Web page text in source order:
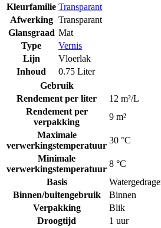
Kleurfamilie Transparant
Afwerking Transparant
Glansgraad Mat
Type
Vernis
Lijn
Vloerlak
Inhoud
0.75 Liter
Gebruik
Rendement per liter
12 m²/L
Rendement per
verpakking
9 m²
Maximale
verwerkingstemperatuur
30 °C
Minimale
verwerkingstemperatuur
8 °C
Basis
Binnen/buitengebruik
Binnen
Verpakking
Blik
Droogtijd
1 uur